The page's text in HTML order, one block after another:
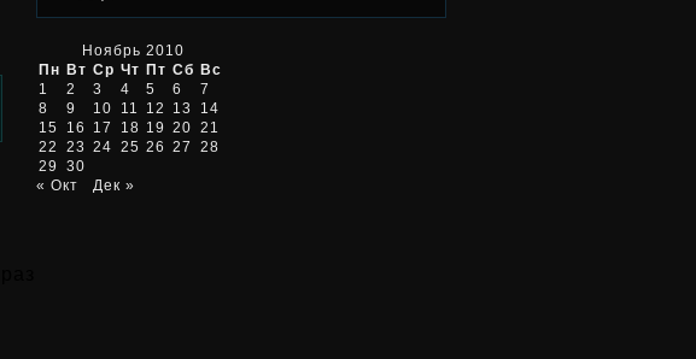
Ноябрь 2010
Пн Вт Ср Чт Пт Сб Вс
1
2 3 4 5 6
7
8
9 10 11 12 13
14
15
16 17 18 19 20 21
22
23 24 25 26 27
28
29
30
« Окт
Дек »